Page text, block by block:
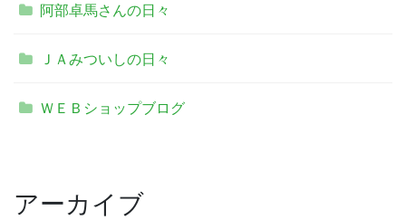
阿部卓馬さんの日々
ＪＡみついしの日々
ＷＥＢショップブログ
アーカイブ